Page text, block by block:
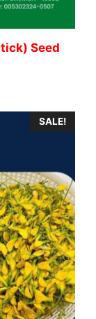
Seed
SALE!